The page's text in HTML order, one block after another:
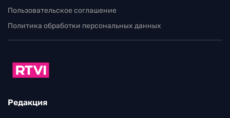
Пользовательское соглашение
Политика обработки персональных данных
Редакция